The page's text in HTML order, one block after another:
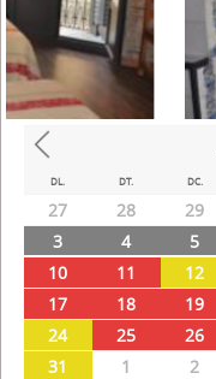
PrevDL. DT. DC.
27 28 29
3
4 5
10
11 12
17
18 19
24
25 26
31
1 2